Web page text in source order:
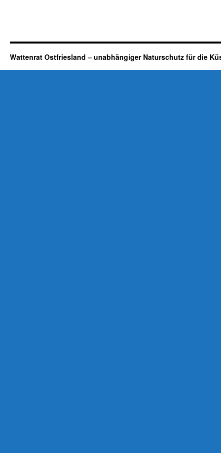
Wattenrat Ostfriesland – unabhängiger Naturschutz für die